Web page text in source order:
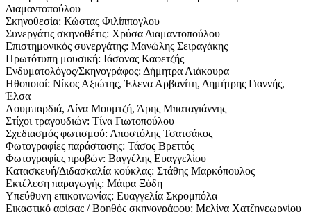
Διαμαντοπούλου
Σκηνοθεσία: Κώστας Φιλίππογλου
Συνεργάτις σκηνοθέτις: Χρύσα Διαμαντοπούλου
Επιστημονικός συνεργάτης: Μανώλης Σειραγάκης
Πρωτότυπη μουσική: Ιάσονας Καφετζής
Ενδυματολόγος/Σκηνογράφος: Δήμητρα Λιάκουρα
Ηθοποιοί: Νίκος Αξιώτης, Έλενα Αρβανίτη, Δημήτρης Γιαννής,
Έλσα
Λουμπαρδιά, Λίνα Μουμτζή, Άρης Μπαταγιάννης
Στίχοι τραγουδιών: Τίνα Γιωτοπούλου
Σχεδιασμός φωτισμού: Αποστόλης Τσατσάκος
Φωτογραφίες παράστασης: Τάσος Βρεττός
Φωτογραφίες προβών: Βαγγέλης Ευαγγελίου
Κατασκευή/Διδασκαλία κούκλας: Στάθης Μαρκόπουλος
Εκτέλεση παραγωγής: Μάιρα Ξύδη
Υπεύθυνη επικοινωνίας: Ευαγγελία Σκρομπόλα
Εικαστικό αφίσας / Βοηθός σκηνογράφου: Μελίνα Χατζηγεωργίου